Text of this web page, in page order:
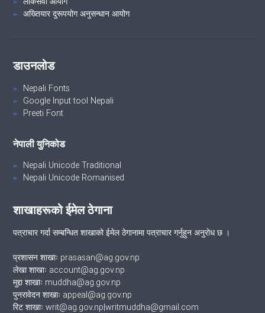
अख्तियार दुरूपयोग अनुसन्धान आयोग
डाउनलोड
Nepali Fonts
Google Input tool Nepali
Preeti Font
नेपाली युनिकोड
Nepali Unicode Traditional
Nepali Unicode Romanised
शाखाहरूको ईमेल ठेगाना
पत्राचार गर्दा सम्बन्धित शाखाको ईमेल ठेगानामा पत्राचार गर्नुहुन अनुरोध छ ।
प्रशासन शाखाः prasasan@ag.gov.np
लेखा शाखाः account@ag.gov.np
मुद्दा शाखाः muddha@ag.gov.np
पुनरावेदन शाखाः appeal@ag.gov.np
रिट शाखाः writ@ag.gov.np|writmuddha@gmail.com